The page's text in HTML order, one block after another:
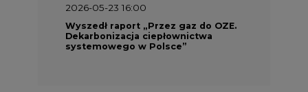
2026-05-23 16:00
Wyszedł raport „Przez gaz do OZE.
Dekarbonizacja ciepłownictwa
systemowego w Polsce”